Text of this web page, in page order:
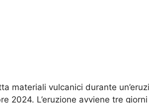
materiali vulcanici durante
2024. L’eruzione avviene tre